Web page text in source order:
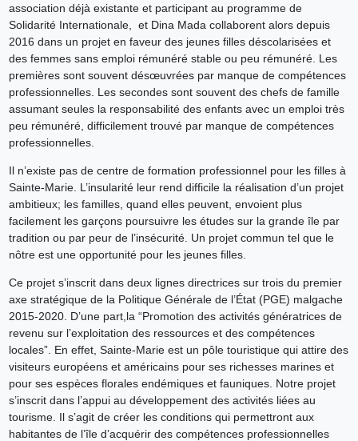
association déjà existante et participant au programme de
Solidarité Internationale, et Dina Mada collaborent alors depuis
2016 dans un projet en faveur des jeunes filles déscolarisées et
des femmes sans emploi rémunéré stable ou peu rémunéré. Les
premières sont souvent désœuvrées par manque de compétences
professionnelles. Les secondes sont souvent des chefs de famille
assumant seules la responsabilité des enfants avec un emploi très
peu rémunéré, difficilement trouvé par manque de compétences
professionnelles.
Il n’existe pas de centre de formation professionnel pour les filles à
Sainte-Marie. L’insularité leur rend difficile la réalisation d’un projet
ambitieux; les familles, quand elles peuvent, envoient plus
facilement les garçons poursuivre les études sur la grande île par
tradition ou par peur de l’insécurité. Un projet commun tel que le
nôtre est une opportunité pour les jeunes filles.
Ce projet s’inscrit dans deux lignes directrices sur trois du premier
axe stratégique de la Politique Générale de l’État (PGE) malgache
2015-2020. D’une part,la “Promotion des activités génératrices de
revenu sur l’exploitation des ressources et des compétences
locales”. En effet, Sainte-Marie est un pôle touristique qui attire des
visiteurs européens et américains pour ses richesses marines et
pour ses espèces florales endémiques et fauniques. Notre projet
s’inscrit dans l’appui au développement des activités liées au
tourisme. Il s’agit de créer les conditions qui permettront aux
habitantes de l’île d’acquérir des compétences professionnelles